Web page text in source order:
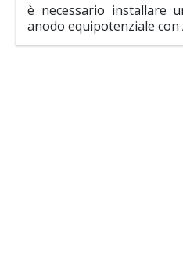
è necessario installare
anodo equipotenziale con